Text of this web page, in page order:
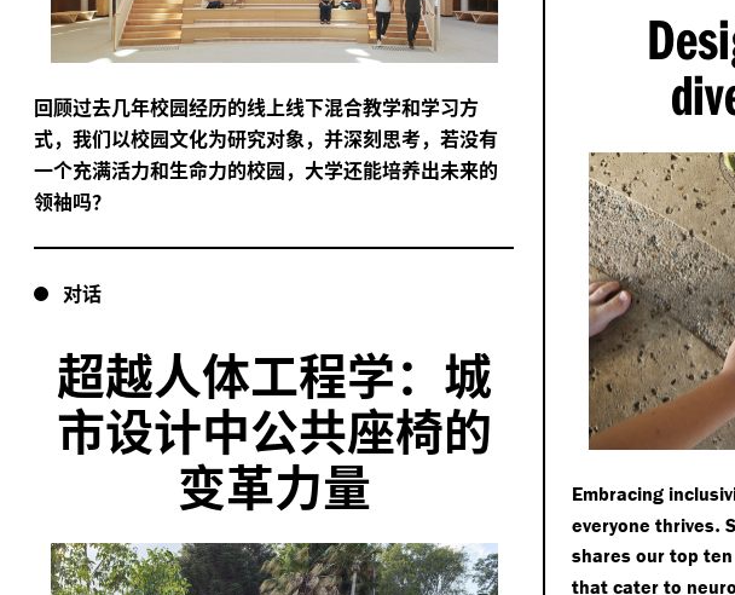
回顾过去几年校园经历的线上线下混合教学和学习方
式，我们以校园文化为研究对象，并深刻思考，若没有
一个充满活力和生命力的校园，大学还能培养出未来的
领袖吗？
Embracing
everyone thrives.
shares our top
that cater to
对话
超越人体工程学：城
市设计中公共座椅的
变革力量